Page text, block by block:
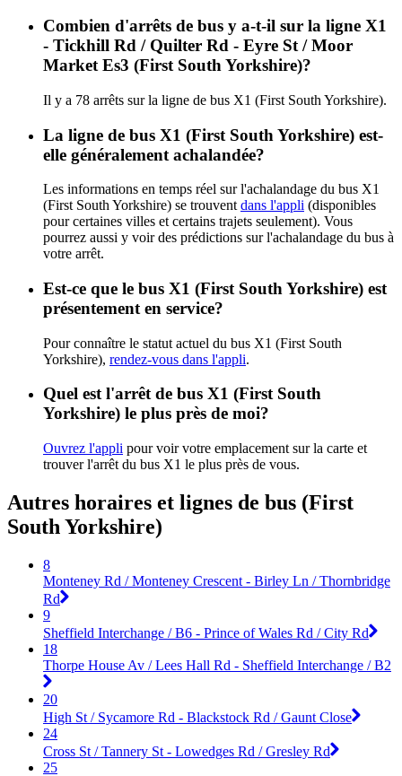
Combien d'arrêts de bus y a-t-il sur la ligne X1
- Tickhill Rd / Quilter Rd - Eyre St / Moor
Market Es3 (First South Yorkshire)?
Il y a 78 arrêts sur la ligne de bus X1 (First South Yorkshire).
La ligne de bus X1 (First South Yorkshire) est-
elle généralement achalandée?
Les informations en temps réel sur l'achalandage du bus X1
(First South Yorkshire) se trouvent dans l'appli (disponibles
pour certaines villes et certains trajets seulement). Vous
pourrez aussi y voir des prédictions sur l'achalandage du bus à
votre arrêt.
Est-ce que le bus X1 (First South Yorkshire) est
présentement en service?
Pour connaître le statut actuel du bus X1 (First South
Yorkshire), rendez-vous dans l'appli.
Quel est l'arrêt de bus X1 (First South
Yorkshire) le plus près de moi?
Ouvrez l'appli pour voir votre emplacement sur la carte et
trouver l'arrêt du bus X1 le plus près de vous.
Autres horaires et lignes de bus (First
South Yorkshire)
8
Monteney Rd / Monteney Crescent - Birley Ln / Thornbridge
Rd
9
Sheffield Interchange / B6 - Prince of Wales Rd / City Rd
18
Thorpe House Av / Lees Hall Rd - Sheffield Interchange / B2
20
High St / Sycamore Rd - Blackstock Rd / Gaunt Close
24
Cross St / Tannery St - Lowedges Rd / Gresley Rd
25